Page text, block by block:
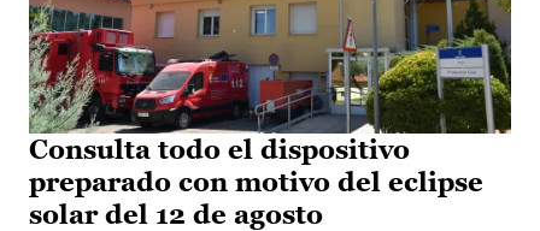
Consulta todo el dispositivo
preparado con motivo del eclipse
solar del 12 de agosto